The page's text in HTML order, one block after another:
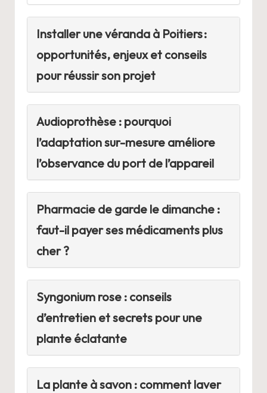
Installer une véranda à Poitiers :
opportunités, enjeux et conseils
pour réussir son projet
Audioprothèse : pourquoi
l’adaptation sur-mesure améliore
l’observance du port de l’appareil
Pharmacie de garde le dimanche :
faut-il payer ses médicaments plus
cher ?
Syngonium rose : conseils
d’entretien et secrets pour une
plante éclatante
La plante à savon : comment laver